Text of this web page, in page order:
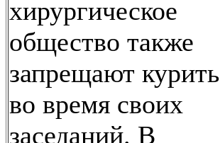
хирургическое
общество также
запрещают курить
во время своих
заседаний. В